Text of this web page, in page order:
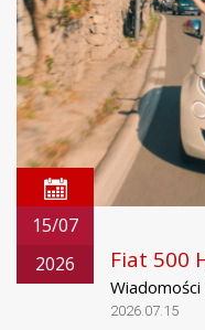
15/07
2026
Fiat 500
2026.07.15